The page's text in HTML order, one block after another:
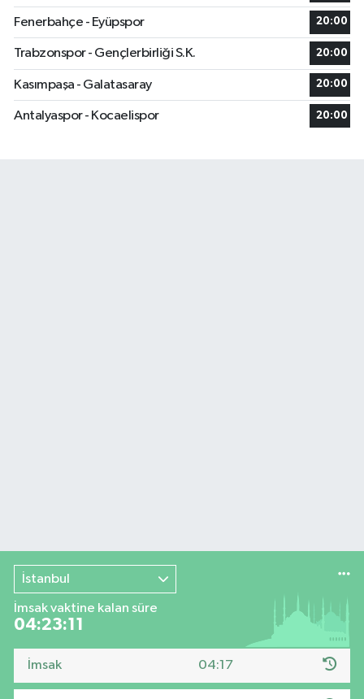
Fenerbahçe - Eyüpspor 20:00
Trabzonspor - Gençlerbirliği S.K. 20:00
Kasımpaşa - Galatasaray 20:00
Antalyaspor - Kocaelispor 20:00
İstanbul
İmsak vaktine kalan süre
04:23:10
İmsak 04:17